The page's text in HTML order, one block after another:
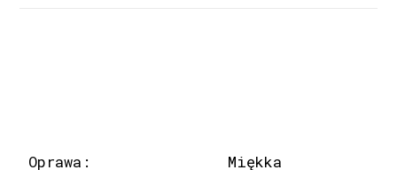
Oprawa: Miękka